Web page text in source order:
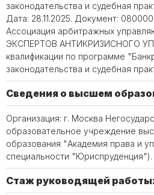
законодательства и судебная
Дата: 28.11.2025. Документ:
Ассоциация арбитражных
ЭКСПЕРТОВ АНТИКРИЗИСНОГО
квалификации по программе
законодательства и судебная
Сведения о высшем
Организация: г. Москва
образовательное учреждение
образования "Академия права и
специальности "Юриспруденция").
Стаж руководящей работы: